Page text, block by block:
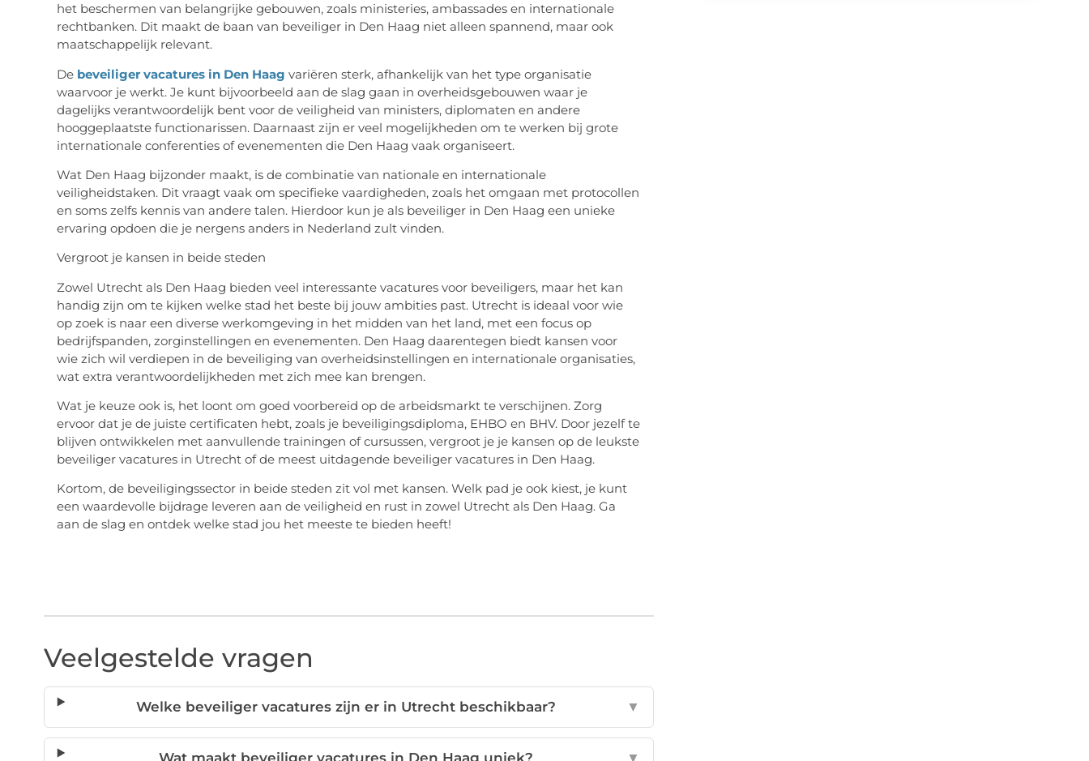
het beschermen van belangrijke gebouwen, zoals ministeries, ambassades en internationale
rechtbanken. Dit maakt de baan van beveiliger in Den Haag niet alleen spannend, maar ook
maatschappelijk relevant.
De beveiliger vacatures in Den Haag variëren sterk, afhankelijk van het type organisatie
waarvoor je werkt. Je kunt bijvoorbeeld aan de slag gaan in overheidsgebouwen waar je
dagelijks verantwoordelijk bent voor de veiligheid van ministers, diplomaten en andere
hooggeplaatste functionarissen. Daarnaast zijn er veel mogelijkheden om te werken bij grote
internationale conferenties of evenementen die Den Haag vaak organiseert.
Wat Den Haag bijzonder maakt, is de combinatie van nationale en internationale
veiligheidstaken. Dit vraagt vaak om specifieke vaardigheden, zoals het omgaan met protocollen
en soms zelfs kennis van andere talen. Hierdoor kun je als beveiliger in Den Haag een unieke
ervaring opdoen die je nergens anders in Nederland zult vinden.
Vergroot je kansen in beide steden
Zowel Utrecht als Den Haag bieden veel interessante vacatures voor beveiligers, maar het kan
handig zijn om te kijken welke stad het beste bij jouw ambities past. Utrecht is ideaal voor wie
op zoek is naar een diverse werkomgeving in het midden van het land, met een focus op
bedrijfspanden, zorginstellingen en evenementen. Den Haag daarentegen biedt kansen voor
wie zich wil verdiepen in de beveiliging van overheidsinstellingen en internationale organisaties,
wat extra verantwoordelijkheden met zich mee kan brengen.
Wat je keuze ook is, het loont om goed voorbereid op de arbeidsmarkt te verschijnen. Zorg
ervoor dat je de juiste certificaten hebt, zoals je beveiligingsdiploma, EHBO en BHV. Door jezelf te
blijven ontwikkelen met aanvullende trainingen of cursussen, vergroot je je kansen op de leukste
beveiliger vacatures in Utrechtof de meest uitdagende beveiliger vacatures in Den Haag.
Kortom, de beveiligingssector in beide steden zit vol met kansen. Welk pad je ook kiest, je kunt
een waardevolle bijdrage leveren aan de veiligheid en rust in zowel Utrecht als Den Haag. Ga
aan de slag en ontdek welke stad jou het meeste te bieden heeft!
Veelgestelde vragen
Welke beveiliger vacatures zijn er in Utrecht beschikbaar? ▼